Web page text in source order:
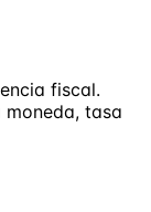
fiscal.
tasa